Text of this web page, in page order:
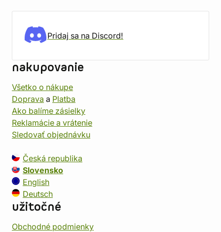
Pridaj sa na Discord!
nakupovanie
Všetko o nákupe
Doprava a Platba
Ako balíme zásielky
Reklamácie a vrátenie
Sledovať objednávku
Česká republika
Slovensko
English
Deutsch
užitočné
Obchodné podmienky